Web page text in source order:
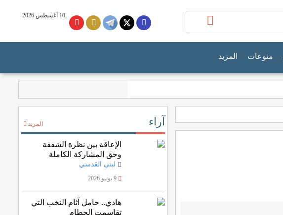
10 أغسطس 2026
منوعات المزيد
آراء المزيد
الإعاقة بين نظرة الشفقة
وحق المشاركة الكاملة
لبنى القدسي
9 يونيو 2026
هادي.. حامل آثام النخب التي
تقاسمت الحطام